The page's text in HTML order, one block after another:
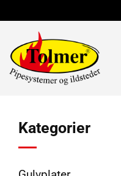
content
Kategorier